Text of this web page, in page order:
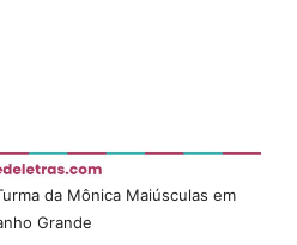
da Mônica Maiúsculas em
Grande